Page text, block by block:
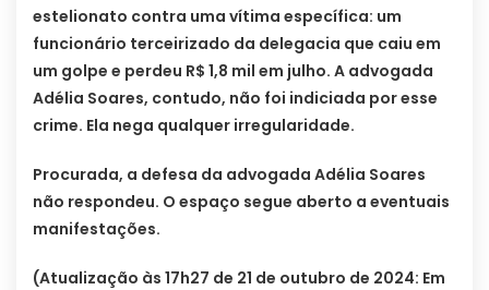
estelionato contra uma vítima específica: um
funcionário terceirizado da delegacia que caiu em
um golpe e perdeu R$ 1,8 mil em julho. A advogada
Adélia Soares, contudo, não foi indiciada por esse
crime. Ela nega qualquer irregularidade.
Procurada, a defesa da advogada Adélia Soares
não respondeu. O espaço segue aberto a eventuais
manifestações.
(Atualização às 17h27 de 21 de outubro de 2024: Em